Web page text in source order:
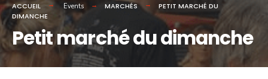
ACCUEIL Events MARCHÉS
PETIT MARCHÉ DU
DIMANCHE
Petit marché du dimanche